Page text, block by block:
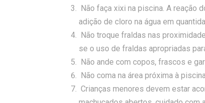
Não faça xixi na piscina. A reação
adição de cloro na água em
Não troque fraldas nas
se o uso de fraldas apropriadas
Não ande com copos, frascos e
Não coma na área próxima à
Crianças menores devem estar